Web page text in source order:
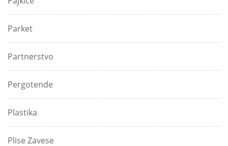
Parket
Partnerstvo
Pergotende
Plastika
Plise Zavese